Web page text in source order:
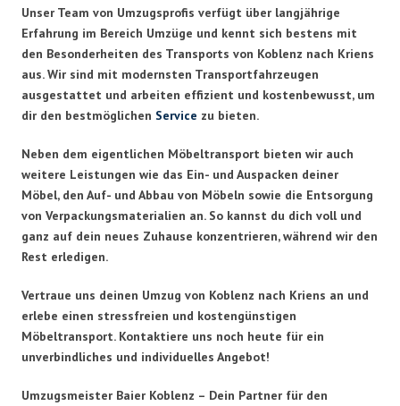
Unser Team von Umzugsprofis verfügt über langjährige
Erfahrung im Bereich Umzüge und kennt sich bestens mit
den Besonderheiten des Transports von Koblenz nach Kriens
aus. Wir sind mit modernsten Transportfahrzeugen
ausgestattet und arbeiten effizient und kostenbewusst, um
dir den bestmöglichen Service zu bieten.
Neben dem eigentlichen Möbeltransport bieten wir auch
weitere Leistungen wie das Ein- und Auspacken deiner
Möbel, den Auf- und Abbau von Möbeln sowie die Entsorgung
von Verpackungsmaterialien an. So kannst du dich voll und
ganz auf dein neues Zuhause konzentrieren, während wir den
Rest erledigen.
Vertraue uns deinen Umzug von Koblenz nach Kriens an und
erlebe einen stressfreien und kostengünstigen
Möbeltransport. Kontaktiere uns noch heute für ein
unverbindliches und individuelles Angebot!
Umzugsmeister Baier Koblenz – Dein Partner für den